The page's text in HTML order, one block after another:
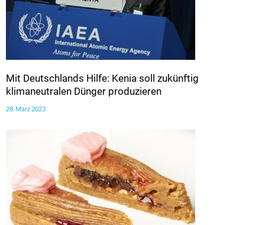
Mit Deutschlands Hilfe: Kenia soll zukünftig
klimaneutralen Dünger produzieren
28. März 2023